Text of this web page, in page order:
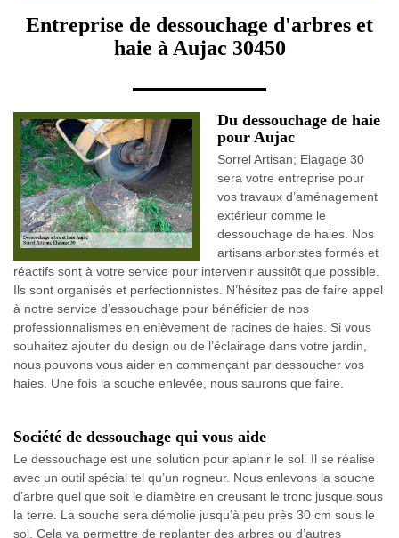
Entreprise de dessouchage d'arbres et
haie à Aujac 30450
Du dessouchage de haie
pour Aujac
Sorrel Artisan; Elagage 30
sera votre entreprise pour
vos travaux d’aménagement
extérieur comme le
dessouchage de haies. Nos
artisans arboristes formés et
réactifs sont à votre service pour intervenir aussitôt que possible.
Ils sont organisés et perfectionnistes. N’hésitez pas de faire appel
à notre service d’essouchage pour bénéficier de nos
professionnalismes en enlèvement de racines de haies. Si vous
souhaitez ajouter du design ou de l’éclairage dans votre jardin,
nous pouvons vous aider en commençant par dessoucher vos
haies. Une fois la souche enlevée, nous saurons que faire.
Société de dessouchage qui vous aide
Le dessouchage est une solution pour aplanir le sol. Il se réalise
avec un outil spécial tel qu’un rogneur. Nous enlevons la souche
d’arbre quel que soit le diamètre en creusant le tronc jusque sous
la terre. La souche sera démolie jusqu’à peu près 30 cm sous le
sol. Cela va permettre de replanter des arbres ou d’autres